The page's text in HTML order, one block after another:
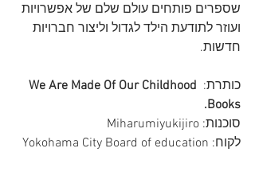
שספרים פותחים עולם שלם של אפשרויות
ועוזר לתודעת הילד לגדול וליצור חברויות
חדשות.
כותרת: We Are Made Of Our Childhood
Books.
סוכנות: Miharumiyukijiro
לקוח: Yokohama City Board of education